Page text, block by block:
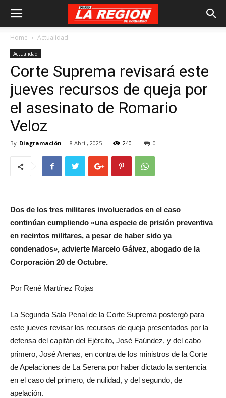
Home Actualidad
Actualidad
Corte Suprema revisará este
jueves recursos de queja por
el asesinato de Romario
Veloz
By Diagramación - 8 Abril, 2025 240 0
Dos de los tres militares involucrados en el caso
continúan cumpliendo «una especie de prisión preventiva
en recintos militares, a pesar de haber sido ya
condenados», advierte Marcelo Gálvez, abogado de la
Corporación 20 de Octubre.
Por René Martínez Rojas
La Segunda Sala Penal de la Corte Suprema postergó para
este jueves revisar los recursos de queja presentados por la
defensa del capitán del Ejército, José Faúndez, y del cabo
primero, José Arenas, en contra de los ministros de la Corte
de Apelaciones de La Serena por haber dictado la sentencia
en el caso del primero, de nulidad, y del segundo, de
apelación.